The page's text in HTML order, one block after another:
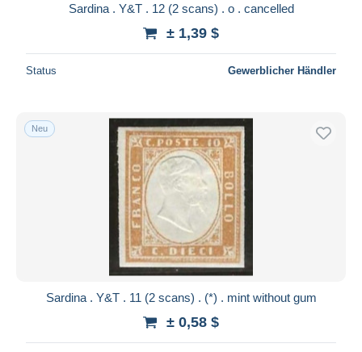
Sardina . Y&T . 12 (2 scans) . o . cancelled
± 1,39 $
Status Gewerblicher Händler
Neu
Sardina . Y&T . 11 (2 scans) . (*) . mint without gum
± 0,58 $